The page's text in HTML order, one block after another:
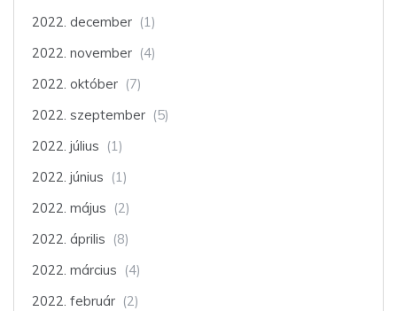
2022. december (1)
2022. november (4)
2022. október (7)
2022. szeptember (5)
2022. július (1)
2022. június (1)
2022. május (2)
2022. április (8)
2022. március (4)
2022. február (2)